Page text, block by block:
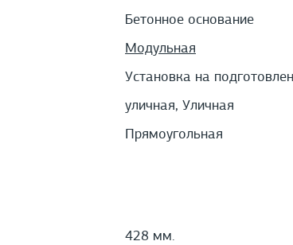
Бетонное основание
Модульная
Установка на
уличная, Уличная
Прямоугольная
428 мм.